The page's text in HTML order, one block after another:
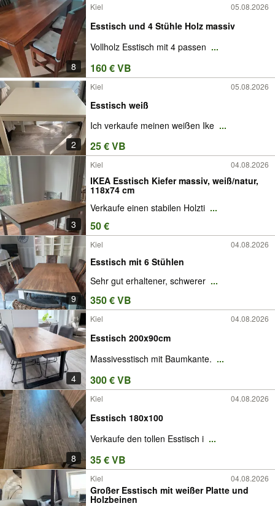
8
Kiel 05.08.2026
Esstisch und 4 Stühle Holz massiv
Vollholz Esstisch mit 4 passen ...
160 € VB
2
Kiel 05.08.2026
Esstisch weiß
Ich verkaufe meinen weißen Ike ...
25 € VB
3
Kiel 04.08.2026
IKEA Esstisch Kiefer massiv, weiß/natur,
118x74 cm
Verkaufe einen stabilen Holzti ...
50 €
9
Kiel 04.08.2026
Esstisch mit 6 Stühlen
Sehr gut erhaltener, schwerer ...
350 € VB
4
Kiel 04.08.2026
Esstisch 200x90cm
Massivesstisch mit Baumkante. ...
300 € VB
8
Kiel 04.08.2026
Esstisch 180x100
Verkaufe den tollen Esstisch i ...
35 € VB
Kiel 04.08.2026
Großer Esstisch mit weißer Platte und
Holzbeinen